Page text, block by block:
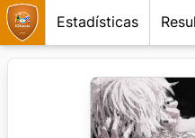
Estadísticas